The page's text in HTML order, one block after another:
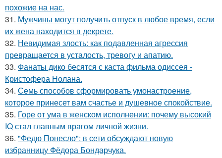
похожие на нас.
31. Мужчины могут получить отпуск в любое время, если
их жена находится в декрете.
32. Невидимая злость: как подавленная агрессия
превращается в усталость, тревогу и апатию.
33. Фанаты дико бесятся с каста фильма одиссея -
Кристофера Нолана.
34. Семь способов сформировать умонастроение,
которое принесет вам счастье и душевное спокойствие.
35. Горе от ума в женском исполнении: почему высокий
IQ стал главным врагом личной жизни.
36. "Федю Понесло": в сети обсуждают новую
избранницу Фёдора Бондарчука.